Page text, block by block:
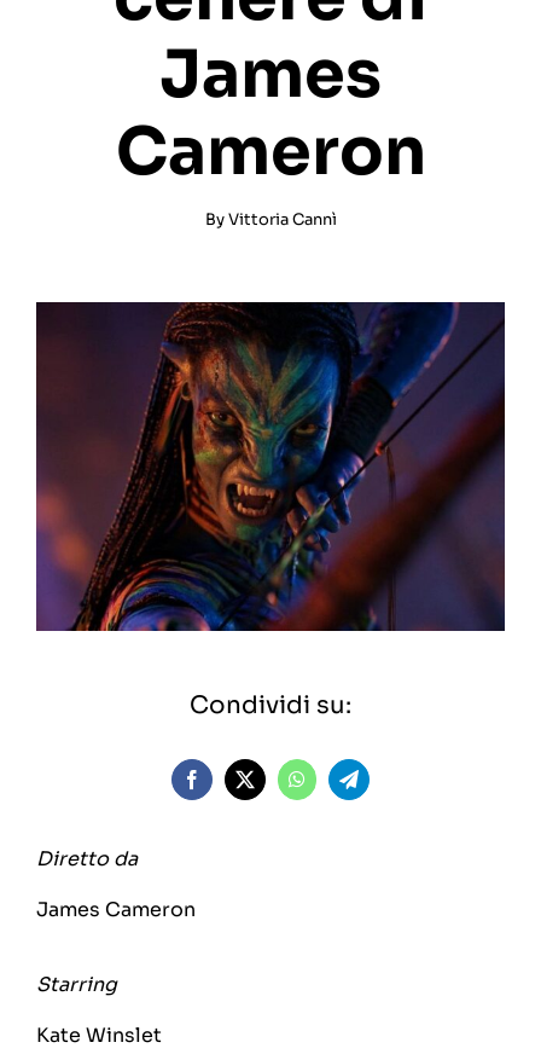
James
Cameron
ByVittoria Cannì
Condividi su:
Diretto da
James Cameron
Starring
Kate Winslet